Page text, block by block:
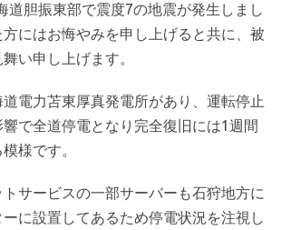
道胆振東部で震度7の地震が発生しまし
にはお悔やみを申し上げると共に、被
い申し上げます。
電力苫東厚真発電所があり、運転停止
で全道停電となり完全復旧には1週間
様です。
サービスの一部サーバーも石狩地方に
に設置してあるため停電状況を注視し